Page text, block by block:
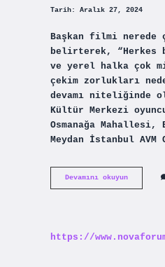
Tarih: Aralık 27, 2024
Başkan filmi nerede
belirterek,
ve yerel halka çok
çekim zorlukları
devamı niteliğinde
Kültür Merkezi
Osmanağa
Meydan İstanbul AVM
Devamını okuyunBaşkan
Filmi
https://